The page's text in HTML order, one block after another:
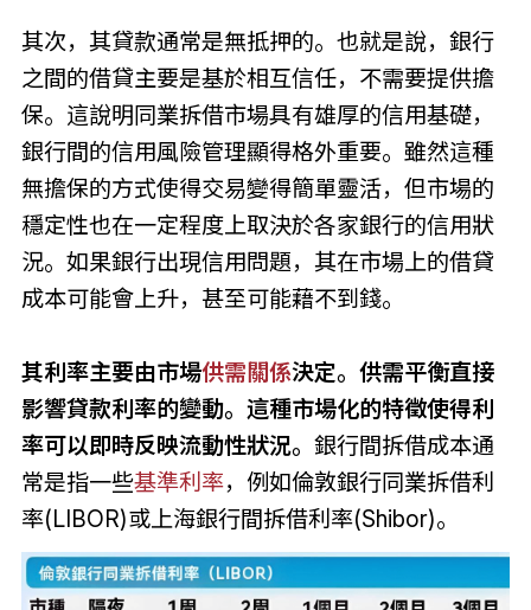
其次，其貸款通常是無抵押的。也就是說，銀行
之間的借貸主要是基於相互信任，不需要提供擔
保。這說明同業拆借市場具有雄厚的信用基礎，
銀行間的信用風險管理顯得格外重要。雖然這種
無擔保的方式使得交易變得簡單靈活，但市場的
穩定性也在一定程度上取決於各家銀行的信用狀
況。如果銀行出現信用問題，其在市場上的借貸
成本可能會上升，甚至可能藉不到錢。
其利率主要由市場供需關係決定。供需平衡直接
影響貸款利率的變動。這種市場化的特徵使得利
率可以即時反映流動性狀況。 銀行間拆借成本通
常是指一些基準利率，例如倫敦銀行同業拆借利
率(LIBOR)或上海銀行間拆借利率(Shibor)。